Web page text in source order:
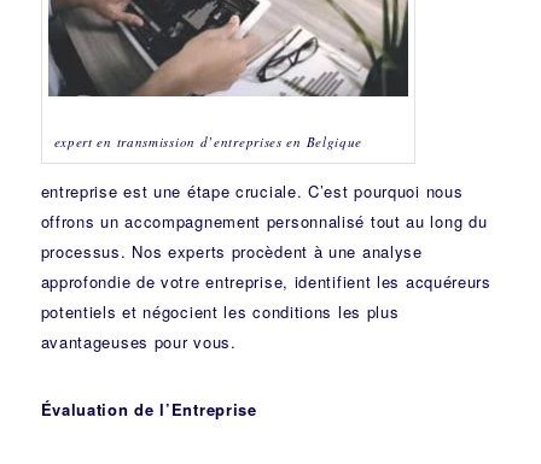
expert en transmission d’entreprises en Belgique
entreprise est une étape cruciale. C’est pourquoi nous
offrons un accompagnement personnalisé tout au long du
processus. Nos experts procèdent à une analyse
approfondie de votre entreprise, identifient les acquéreurs
potentiels et négocient les conditions les plus
avantageuses pour vous.
Évaluation de l’Entreprise